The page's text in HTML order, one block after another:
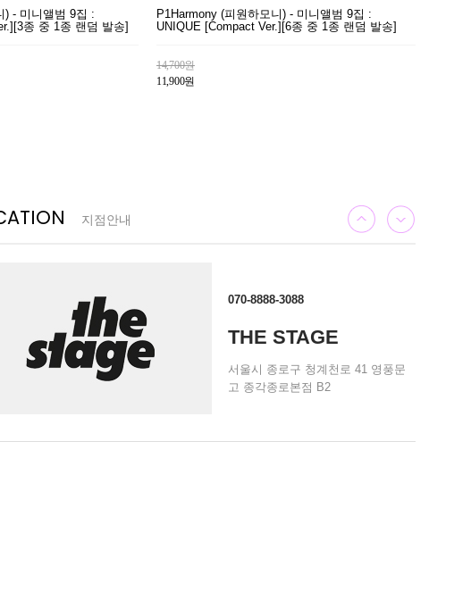
) - 미니앨범 9집 :
종 중 1종 랜덤 발송]
P1Harmony (피원하모니) - 미니앨범 9집 :
UNIQUE [Compact Ver.][6종 중 1종 랜덤 발송]
14,700원
11,900원
지점안내
070-8888-3088
THE STAGE
서울시 종로구 청계천로 41 영풍문
고 종각종로본점 B2